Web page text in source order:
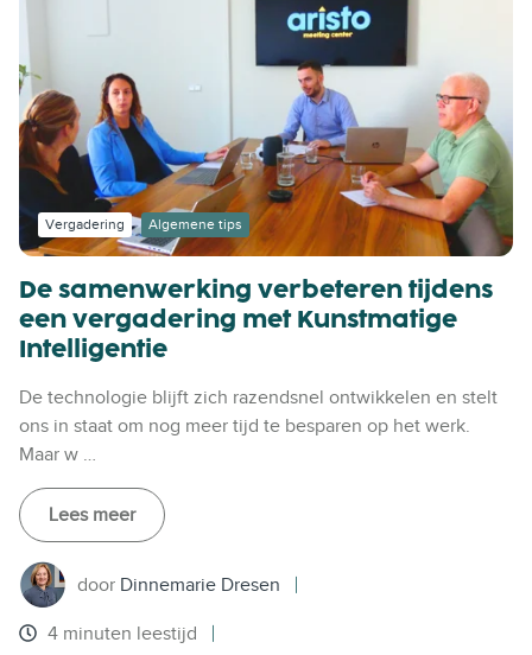
De samenwerking verbeteren tijdens
een vergadering met Kunstmatige
Intelligentie
De technologie blijft zich razendsnel ontwikkelen en stelt
ons in staat om nog meer tijd te besparen op het werk.
Maar w …
Lees meer
door Dinnemarie Dresen
4 minuten leestijd
Vergadering Algemene tips